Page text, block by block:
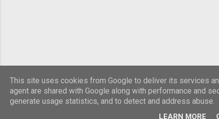
This site uses cookies from Google to deliver its services
agent are shared with Google along with performance and
generate usage statistics, and to detect and address abuse.
LEARN MORE